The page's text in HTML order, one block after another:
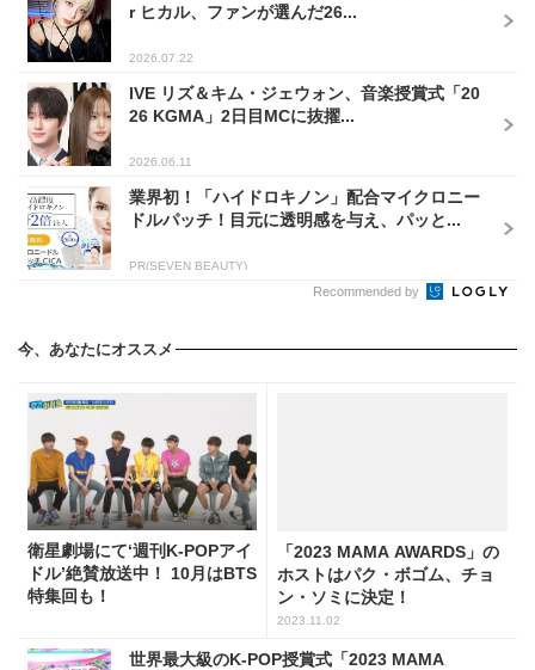
r ヒカル、ファンが選んだ26...
2026.07.22
IVE リズ＆キム・ジェウォン、音楽授賞式「20
26 KGMA」2日目MCに抜擢...
2026.06.11
業界初！「ハイドロキノン」配合マイクロニー
ドルパッチ！目元に透明感を与え、パッと...
PR(SEVEN BEAUTY)
Recommended by
今、あなたにオススメ
衛星劇場にて‘週刊K-POPアイ
ドル’絶賛放送中！ 10月はBTS
特集回も！
「2023 MAMA AWARDS」の
ホストはパク・ボゴム、チョ
ン・ソミに決定！
2023.11.02
世界最大級のK-POP授賞式「2023 MAMA